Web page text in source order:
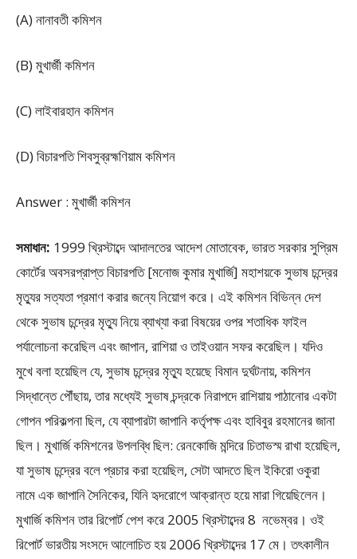
(A) নানাবতী কমিশন
(B) মুখার্জী কমিশন
(C) লাইবারহান কমিশন
(D) বিচারপতি শিবসুব্রহ্মণিয়াম কমিশন
Answer : মুখার্জী কমিশন
সমাধান: 1999 খ্রিস্টাব্দে আদালতের আদেশ মোতাবেক, ভারত সরকার সুপ্রিম
কোর্টের অবসরপ্রাপ্ত বিচারপতি [মনোজ কুমার মুখার্জি] মহাশয়কে সুভাষ চন্দ্রের
মৃত্যুর সত্যতা প্রমাণ করার জন্যে নিয়োগ করে। এই কমিশন বিভিন্ন দেশ
থেকে সুভাষ চন্দ্রের মৃত্যু নিয়ে ব্যাখ্যা করা বিষয়ের ওপর শতাধিক ফাইল
পর্যালোচনা করেছিল এবং জাপান, রাশিয়া ও তাইওয়ান সফর করেছিল। যদিও
মুখে বলা হয়েছিল যে, সুভাষ চন্দ্রের মৃত্যু হয়েছে বিমান দুর্ঘটনায়, কমিশন
সিদ্ধান্তে পৌঁছায়, তার মধ্যেই সুভাষ চন্দ্রকে নিরাপদে রাশিয়ায় পাঠানোর একটা
গোপন পরিকল্পনা ছিল, যে ব্যাপারটা জাপানি কর্তৃপক্ষ এবং হাবিবুর রহমানের জানা
ছিল। মুখার্জি কমিশনের উপলব্ধি ছিল: রেনকোজি মন্দিরে চিতাভস্ম রাখা হয়েছিল,
যা সুভাষ চন্দ্রের বলে প্রচার করা হয়েছিল, সেটা আদতে ছিল ইকিরো ওকুরা
নামে এক জাপানি সৈনিকের, যিনি হৃদরোগে আক্রান্ত হয়ে মারা গিয়েছিলেন।
মুখার্জি কমিশন তার রিপোর্ট পেশ করে 2005 খ্রিস্টাব্দের 8 নভেম্বর। ওই
রিপোর্ট ভারতীয় সংসদে আলোচিত হয় 2006 খ্রিস্টাব্দের 17 মে। তৎকালীন